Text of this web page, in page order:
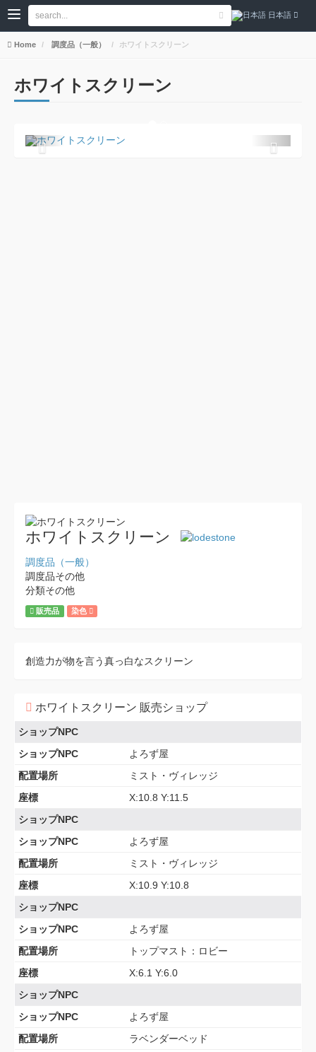
日本語
Home 調度品（一般） ホワイトスクリーン
ホワイトスクリーン
ホワイトスクリーン
調度品（一般）
調度品その他
分類その他
販売品 染色
創造力が物を言う真っ白なスクリーン
ホワイトスクリーン 販売ショップ
ショップNPC
ショップNPC
よろず屋
配置場所
ミスト・ヴィレッジ
座標
X:10.8 Y:11.5
ショップNPC
ショップNPC
よろず屋
配置場所
ミスト・ヴィレッジ
座標
X:10.9 Y:10.8
ショップNPC
ショップNPC
よろず屋
配置場所
トップマスト：ロビー
座標
X:6.1 Y:6.0
ショップNPC
ショップNPC
よろず屋
配置場所
ラベンダーベッド